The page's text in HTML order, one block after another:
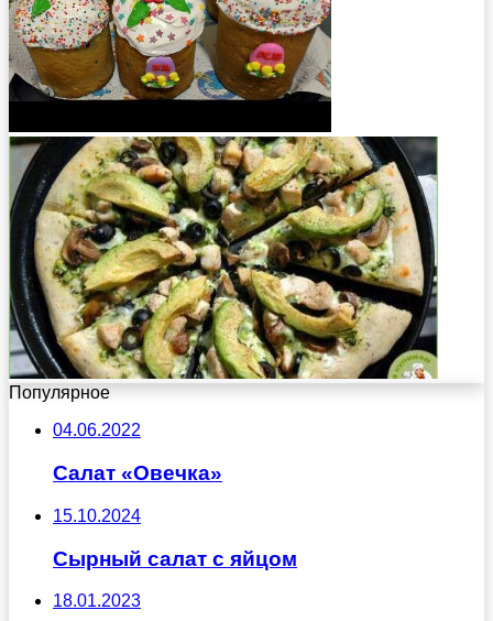
Популярное
04.06.2022
Салат «Овечка»
15.10.2024
Сырный салат с яйцом
18.01.2023